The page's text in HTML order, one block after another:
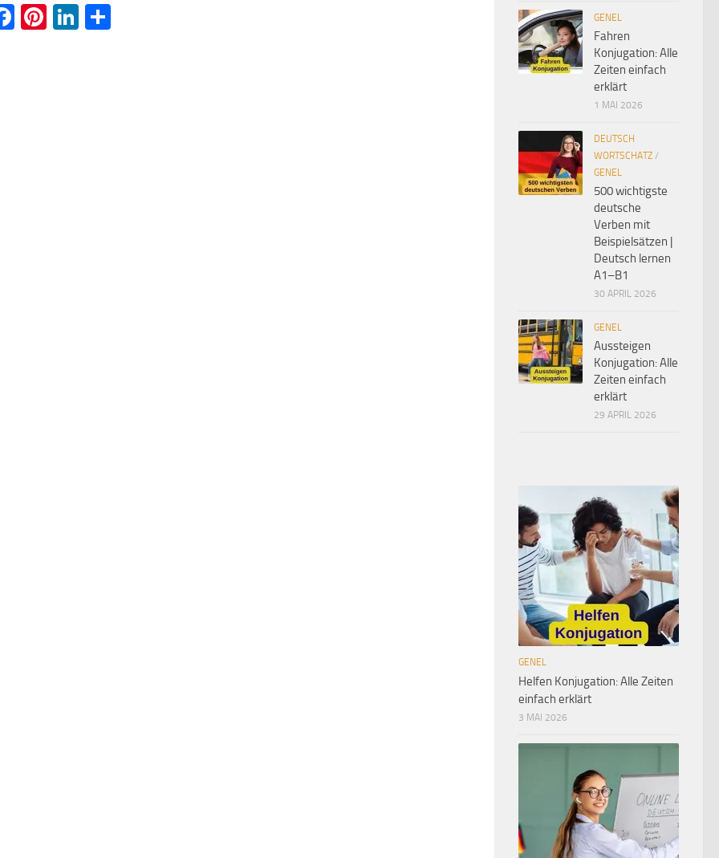
Facebook
Pinterest
LinkedIn GENEL
Fahren
Konjugation: Alle
Zeiten einfach
erklärt
1 MAI 2026
DEUTSCH
WORTSCHATZ /
GENEL
500 wichtigste
deutsche
Verben mit
Beispielsätzen |
Deutsch lernen
A1–B1
30 APRIL 2026
GENEL
Aussteigen
Konjugation: Alle
Zeiten einfach
erklärt
29 APRIL 2026
GENEL
Helfen Konjugation: Alle Zeiten
einfach erklärt
3 MAI 2026